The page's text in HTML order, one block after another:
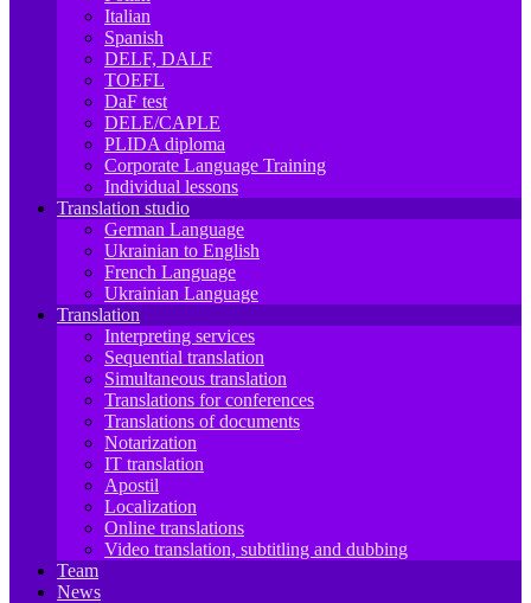
Italian
Spanish
DELF, DALF
TOEFL
DaF test
DELE/CAPLE
PLIDA diploma
Corporate Language Training
Individual lessons
Translation studio
German Language
Ukrainian to English
French Language
Ukrainian Language
Translation
Interpreting services
Sequential translation
Simultaneous translation
Translations for conferences
Translations of documents
Notarization
IT translation
Apostil
Localization
Online translations
Video translation, subtitling and dubbing
Team
News